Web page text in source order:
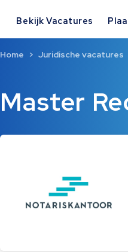
Bekijk Vacatures
Master
Home Juridische vacatures